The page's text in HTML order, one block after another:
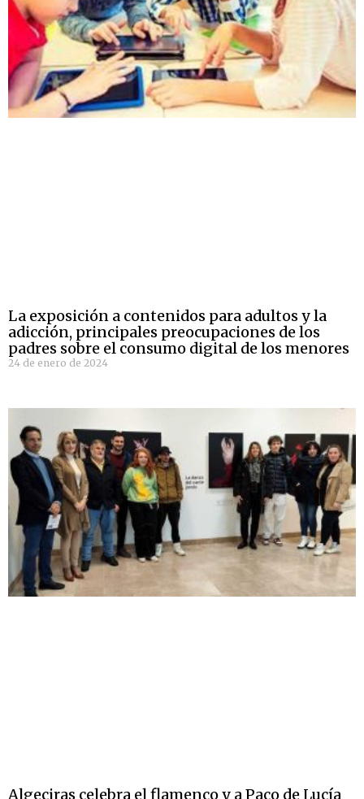
La exposición a contenidos para adultos y la
adicción, principales preocupaciones de los
padres sobre el consumo digital de los menores
24 de enero de 2024
Algeciras celebra el flamenco y a Paco de Lucía